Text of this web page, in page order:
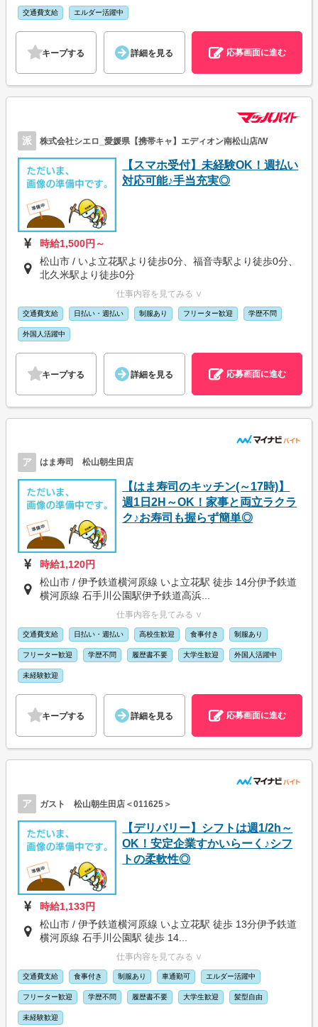
交通費支給 エルダー活躍中
キープする 詳細を見る 応募画面に進む
派 株式会社シエロ_愛媛県【携帯キャ】エディオン南松山店/W
【スマホ受付】未経験OK！週払い
対応可能♪手当充実◎
時給1,500円～
松山市 / いよ立花駅より徒歩0分、福音寺駅より徒歩0分、
北久米駅より徒歩0分
仕事内容を見てみる ∨
交通費支給 日払い・週払い 制服あり フリーター歓迎 学歴不問
外国人活躍中
キープする 詳細を見る 応募画面に進む
ア はま寿司 松山朝生田店
【はま寿司のキッチン(～17時)】
週1日2H～OK！家事と両立ラクラ
ク♪お寿司も握らず簡単◎
時給1,120円
松山市 / 伊予鉄道横河原線 いよ立花駅 徒歩 14分伊予鉄道
横河原線 石手川公園駅伊予鉄道高浜...
仕事内容を見てみる ∨
交通費支給 日払い・週払い 高校生歓迎 食事付き 制服あり
フリーター歓迎 学歴不問 履歴書不要 大学生歓迎 外国人活躍中
未経験歓迎
キープする 詳細を見る 応募画面に進む
ア ガスト 松山朝生田店＜011625＞
【デリバリー】シフトは週1/2h～
OK！安定企業すかいらーく♪シフ
トの柔軟性◎
時給1,133円
松山市 / 伊予鉄道横河原線 いよ立花駅 徒歩 13分伊予鉄道
横河原線 石手川公園駅 徒歩 14...
仕事内容を見てみる ∨
交通費支給 食事付き 制服あり 車通勤可 エルダー活躍中
フリーター歓迎 学歴不問 履歴書不要 大学生歓迎 髪型自由
未経験歓迎